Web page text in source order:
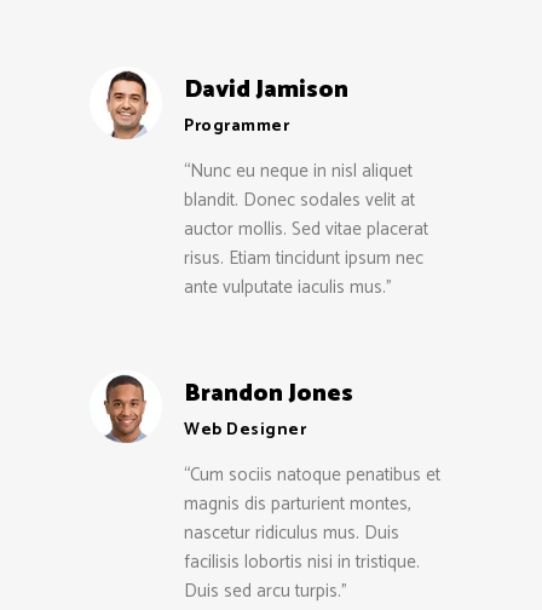
David Jamison
Programmer
“Nunc eu neque in nisl aliquet
blandit. Donec sodales velit at
auctor mollis. Sed vitae placerat
risus. Etiam tincidunt ipsum nec
ante vulputate iaculis mus.”
Brandon Jones
Web Designer
“Cum sociis natoque penatibus et
magnis dis parturient montes,
nascetur ridiculus mus. Duis
facilisis lobortis nisi in tristique.
Duis sed arcu turpis.”